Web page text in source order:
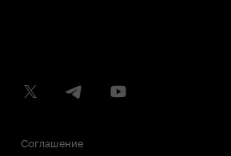
Соглашение